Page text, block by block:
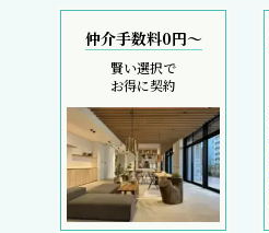
仲介手数料0円～
賢い選択で
お得に契約